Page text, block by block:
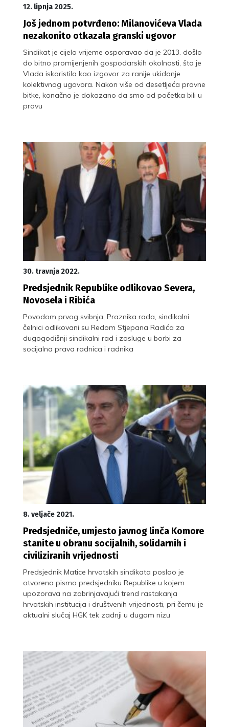
12. lipnja 2025.
Još jednom potvrđeno: Milanovićeva Vlada
nezakonito otkazala granski ugovor
Sindikat je cijelo vrijeme osporavao da je 2013. došlo
do bitno promijenjenih gospodarskih okolnosti, što je
Vlada iskoristila kao izgovor za ranije ukidanje
kolektivnog ugovora. Nakon više od desetljeća pravne
bitke, konačno je dokazano da smo od početka bili u
pravu
30. travnja 2022.
Predsjednik Republike odlikovao Severa,
Novosela i Ribića
Povodom prvog svibnja, Praznika rada, sindikalni
čelnici odlikovani su Redom Stjepana Radića za
dugogodišnji sindikalni rad i zasluge u borbi za
socijalna prava radnica i radnika
8. veljače 2021.
Predsjedniče, umjesto javnog linča Komore
stanite u obranu socijalnih, solidarnih i
civiliziranih vrijednosti
Predsjednik Matice hrvatskih sindikata poslao je
otvoreno pismo predsjedniku Republike u kojem
upozorava na zabrinjavajući trend rastakanja
hrvatskih institucija i društvenih vrijednosti, pri čemu je
aktualni slučaj HGK tek zadnji u dugom nizu